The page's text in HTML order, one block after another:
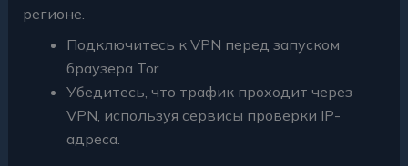
регионе.
Подключитесь к VPN перед запуском
браузера Tor.
Убедитесь, что трафик проходит через
VPN, используя сервисы проверки IP-
адреса.